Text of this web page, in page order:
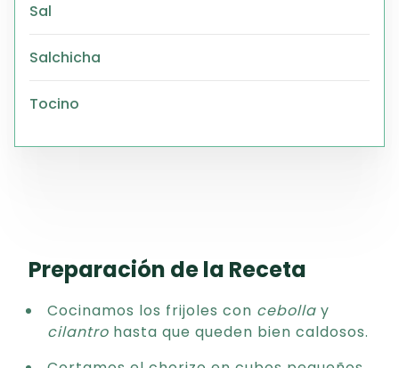
Sal
Salchicha
Tocino
Preparación de la Receta
Cocinamos los frijoles con cebolla y
cilantro hasta que queden bien caldosos.